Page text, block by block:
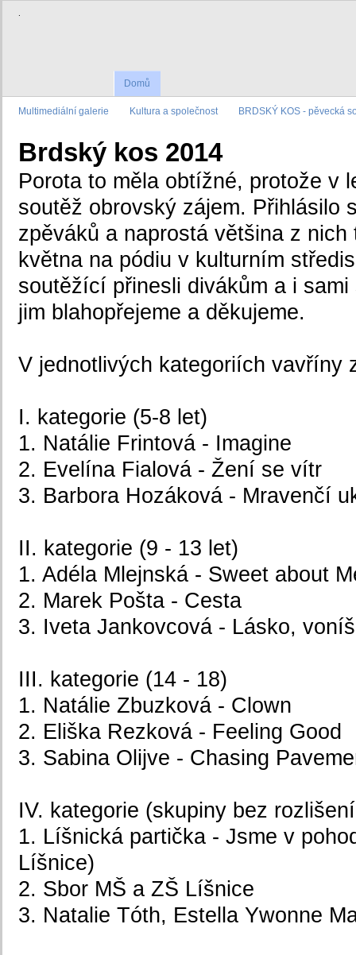
.
Domů
Multimediální galerie Kultura a společnost BRDSKÝ KOS - pěvecká
Brdský kos 2014
Porota to měla obtížné, protože v
soutěž obrovský zájem. Přihlásilo
zpěváků a naprostá většina z
května na pódiu v kulturním
soutěžící přinesli divákům a i
jim blahopřejeme a děkujeme.
V jednotlivých kategoriích vavříny
I. kategorie (5-8 let)
1. Natálie Frintová - Imagine
2. Evelína Fialová - Žení se vítr
3. Barbora Hozáková - Mravenčí
II. kategorie (9 - 13 let)
1. Adéla Mlejnská - Sweet about
2. Marek Pošta - Cesta
3. Iveta Jankovcová - Lásko,
III. kategorie (14 - 18)
1. Natálie Zbuzková - Clown
2. Eliška Rezková - Feeling Good
3. Sabina Olijve - Chasing
IV. kategorie (skupiny bez
1. Líšnická partička - Jsme v
Líšnice)
2. Sbor MŠ a ZŠ Líšnice
3. Natalie Tóth, Estella Ywonne